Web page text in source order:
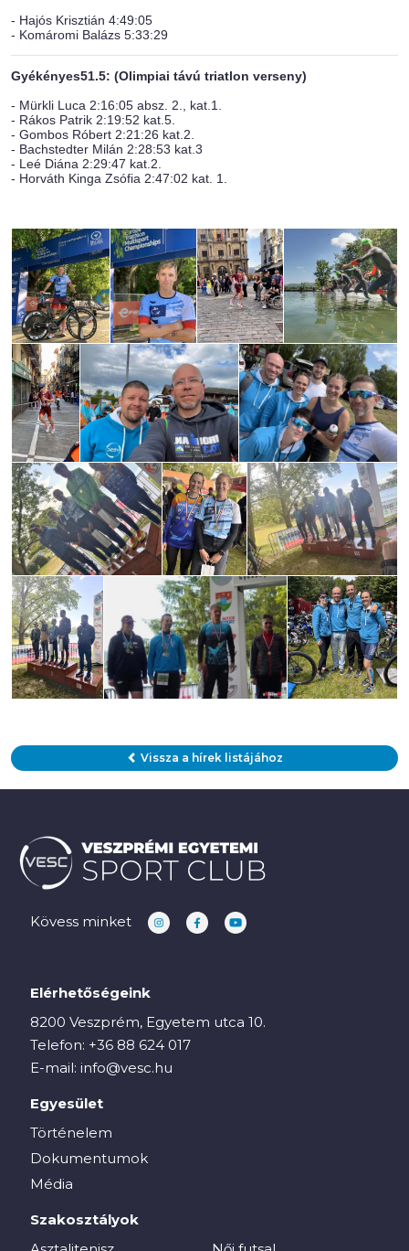
- Hajós Krisztián 4:49:05
- Komáromi Balázs 5:33:29
Gyékényes51.5: (Olimpiai távú triatlon verseny)
- Mürkli Luca 2:16:05 absz. 2., kat.1.
- Rákos Patrik 2:19:52 kat.5.
- Gombos Róbert 2:21:26 kat.2.
- Bachstedter Milán 2:28:53 kat.3
- Leé Diána 2:29:47 kat.2.
- Horváth Kinga Zsófia 2:47:02 kat. 1.
Vissza a hírek listájához
Kövess minket
Elérhetőségeink
8200 Veszprém, Egyetem utca 10.
Telefon: +36 88 624 017
E-mail: info@vesc.hu
Egyesület
Történelem
Dokumentumok
Média
Szakosztályok